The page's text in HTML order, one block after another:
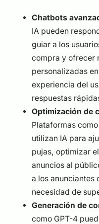
Chatbots
IA pueden
guiar a los
compra y ofrecer
personalizadas
experiencia del
respuestas
Optimización de
Plataformas
utilizan IA para
pujas, optimizar
anuncios al
a los anunciantes
necesidad de
Generación de
como GPT-4